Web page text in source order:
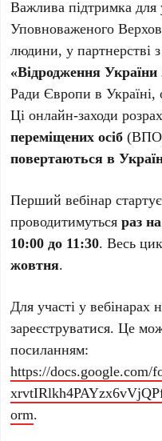
Важлива підтримка для
Уповноваженого
людини, у партнерстві
«Відродження України
Ради Європи в Україні,
Ці онлайн-заходи
переміщених осіб (ВПО)
повертаються в
Перший вебінар
проводитимутьсяраз
10:00 до 11:30. Весь
жовтня.
Для участі у вебінарах
зареєструватися. Це
посиланням:
https://
orm.